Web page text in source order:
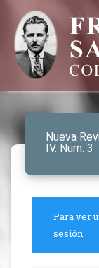
Nueva
IV. Num. 3
Para ver
sesión